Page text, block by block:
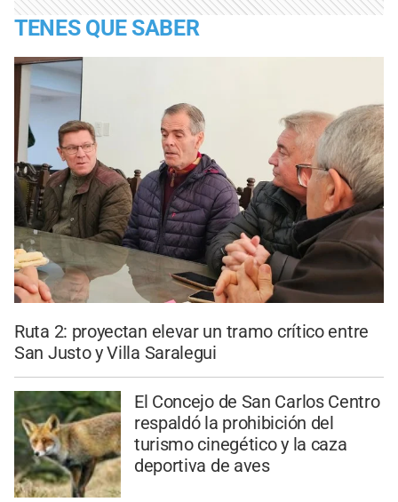
TENES QUE SABER
Ruta 2: proyectan elevar un tramo crítico entre
San Justo y Villa Saralegui
El Concejo de San Carlos Centro
respaldó la prohibición del
turismo cinegético y la caza
deportiva de aves